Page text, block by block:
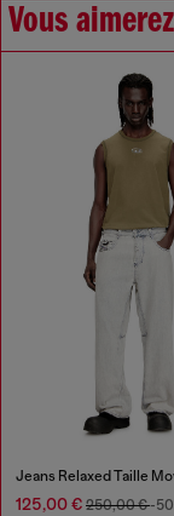
Vous
125,00 € 250,00 €-